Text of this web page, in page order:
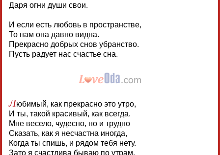
Даря огни души свои.
И если есть любовь в пространстве,
То нам она давно видна.
Прекрасно добрых снов убранство.
Пусть радует нас счастье сна.
Любимый, как прекрасно это утро,
И ты, такой красивый, как всегда.
Мне весело, чудесно, но и трудно
Сказать, как я несчастна иногда,
Когда ты спишь, и рядом тебя нету.
Зато я счастлива бываю по утрам,